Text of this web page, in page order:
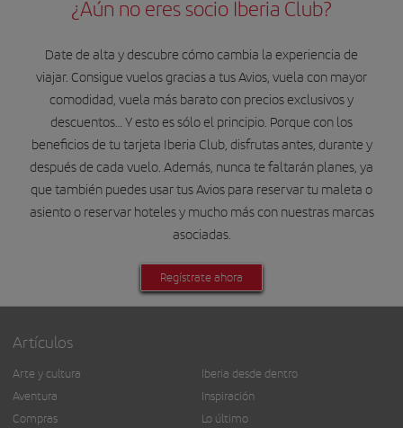
¿Aún no eres socio Iberia Club?
Date de alta y descubre cómo cambia la experiencia de
viajar. Consigue vuelos gracias a tus Avios, vuela con mayor
comodidad, vuela más barato con precios exclusivos y
descuentos… Y esto es sólo el principio. Porque con los
beneficios de tu tarjeta Iberia Club, disfrutas antes, durante y
después de cada vuelo. Además, nunca te faltarán planes, ya
que también puedes usar tus Avios para reservar tu maleta o
asiento o reservar hoteles y mucho más con nuestras marcas
asociadas.
Regístrate ahora
Artículos
Arte y cultura
Aventura
Compras
Iberia desde dentro
Inspiración
Lo último